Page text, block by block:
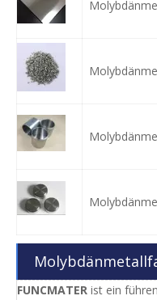
FUNCMATER ist ein